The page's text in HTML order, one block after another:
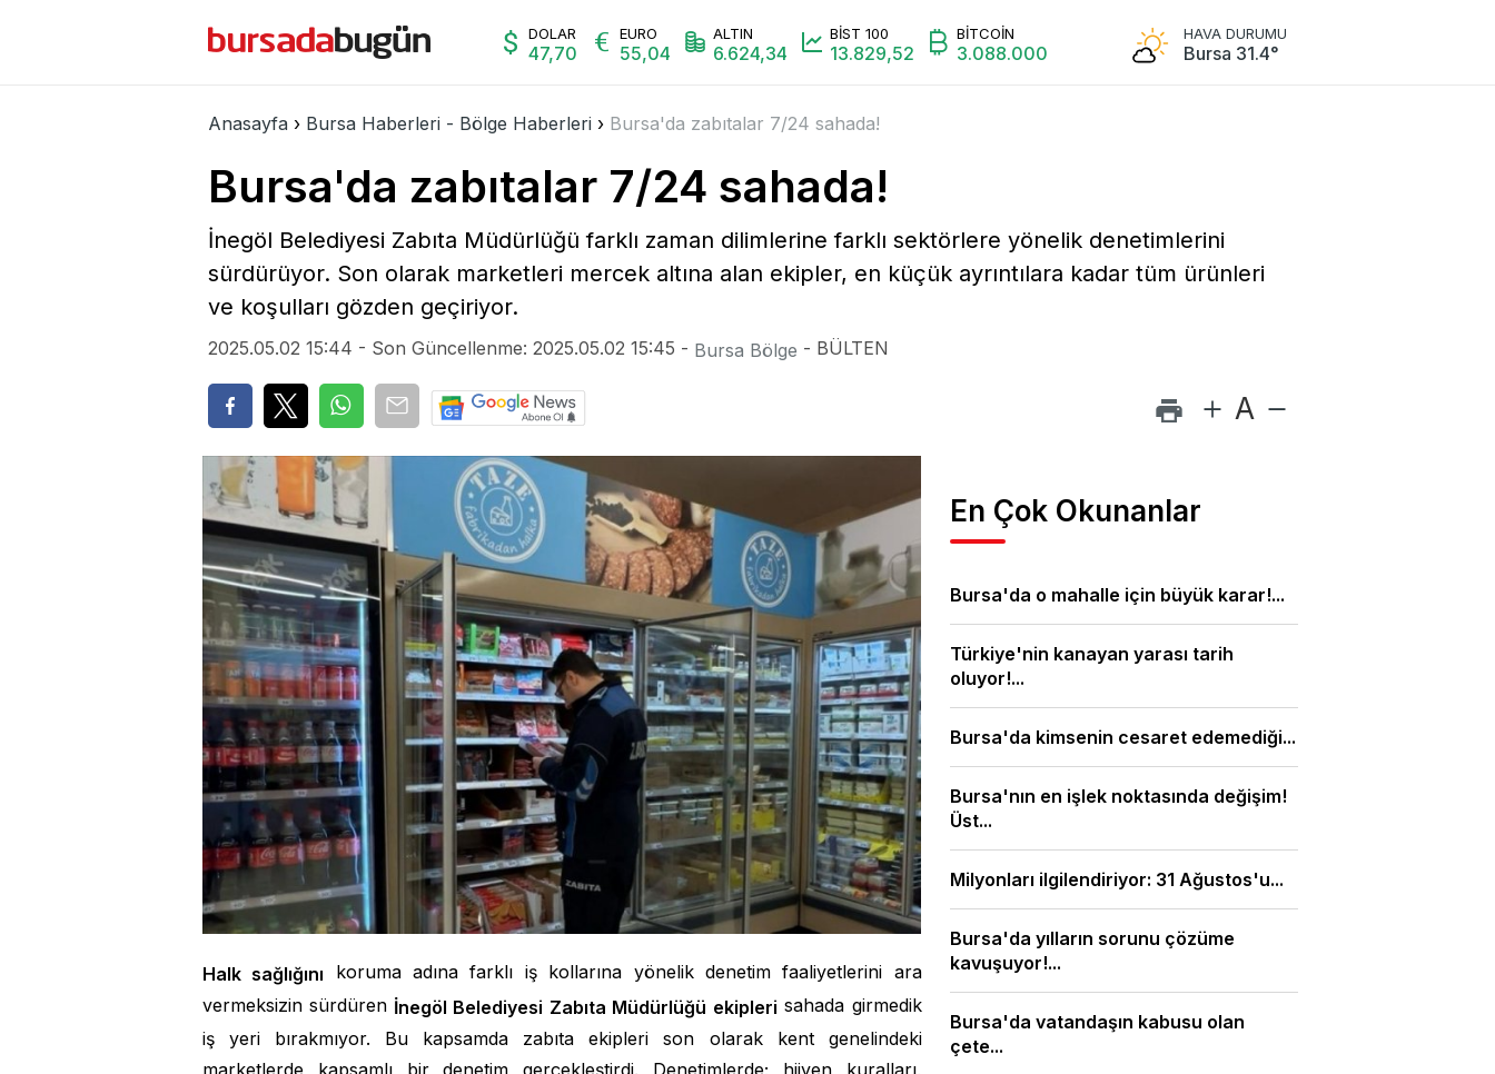
DOLAR
47,70
EURO
55,04
ALTIN
6.624,34
BİST 100
13.829,52
BİTCOİN
3.088.000
HAVA DURUMU
Bursa 31.4°
Bursa Bölge Spor Magazin Radyo Bursada Bugün Video Galeri Yazarlar
Anasayfa › Bursa Haberleri - Bölge Haberleri › Bursa'da zabıtalar 7/24 sahada!
Bursa'da zabıtalar 7/24 sahada!
İnegöl Belediyesi Zabıta Müdürlüğü farklı zaman dilimlerine farklı sektörlere yönelik denetimlerini
sürdürüyor. Son olarak marketleri mercek altına alan ekipler, en küçük ayrıntılara kadar tüm ürünleri
ve koşulları gözden geçiriyor.
2025.05.02 15:44 - Son Güncellenme: 2025.05.02 15:45 - Bursa Bölge - BÜLTEN
A
Halk sağlığını koruma adına farklı iş kollarına yönelik denetim faaliyetlerini ara
vermeksizin sürdüren İnegöl Belediyesi Zabıta Müdürlüğü ekipleri sahada girmedik
iş yeri bırakmıyor. Bu kapsamda zabıta ekipleri son olarak kent genelindeki
marketlerde kapsamlı bir denetim gerçekleştirdi. Denetimlerde; hijyen kuralları,
En Çok Okunanlar
Bursa'da o mahalle için büyük karar!...
Türkiye'nin kanayan yarası tarih
oluyor!...
Bursa'da kimsenin cesaret edemediği...
Bursa'nın en işlek noktasında değişim!
Üst...
Milyonları ilgilendiriyor: 31 Ağustos'u...
Bursa'da yılların sorunu çözüme
kavuşuyor!...
Bursa'da vatandaşın kabusu olan
çete...